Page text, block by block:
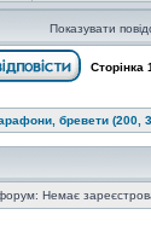
Показувати
Сторінка 1
бревети (200,
Немає